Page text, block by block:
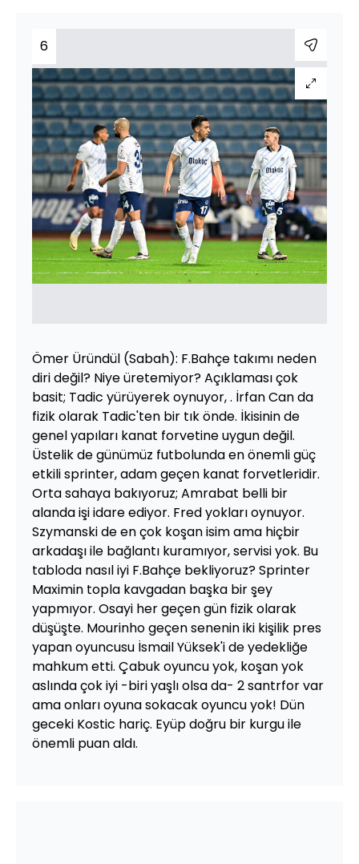
6
Ömer Üründül (Sabah): F.Bahçe takımı neden
diri değil? Niye üretemiyor? Açıklaması çok
basit; Tadic yürüyerek oynuyor, . İrfan Can da
fizik olarak Tadic'ten bir tık önde. İkisinin de
genel yapıları kanat forvetine uygun değil.
Üstelik de günümüz futbolunda en önemli güç
etkili sprinter, adam geçen kanat forvetleridir.
Orta sahaya bakıyoruz; Amrabat belli bir
alanda işi idare ediyor. Fred yokları oynuyor.
Szymanski de en çok koşan isim ama hiçbir
arkadaşı ile bağlantı kuramıyor, servisi yok. Bu
tabloda nasıl iyi F.Bahçe bekliyoruz? Sprinter
Maximin topla kavgadan başka bir şey
yapmıyor. Osayi her geçen gün fizik olarak
düşüşte. Mourinho geçen senenin iki kişilik pres
yapan oyuncusu İsmail Yüksek'i de yedekliğe
mahkum etti. Çabuk oyuncu yok, koşan yok
aslında çok iyi -biri yaşlı olsa da- 2 santrfor var
ama onları oyuna sokacak oyuncu yok! Dün
geceki Kostic hariç. Eyüp doğru bir kurgu ile
önemli puan aldı.